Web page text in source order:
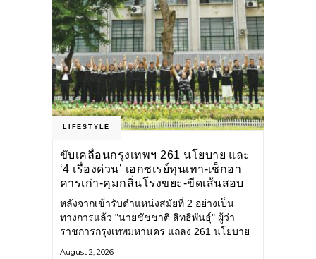
LIFESTYLE
ขับเคลื่อนกรุงเทพฯ 261 นโยบาย และ
‘4 เรื่องด่วน’ เอกซเรย์ทุนเทา-เช็กอา
คารเก่า-คุมกลิ่นโรงขยะ-ขีดเส้นสอบ
ทุจริต
หลังจากเข้ารับตำแหน่งสมัยที่ 2 อย่างเป็น
ทางการแล้ว "นายชัชชาติ สิทธิพันธุ์" ผู้ว่า
ราชการกรุงเทพมหานคร แถลง 261 นโยบาย
August 2, 2026